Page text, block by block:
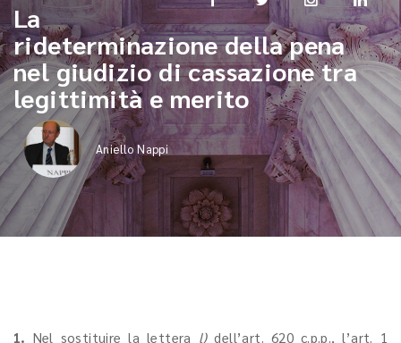
La
rideterminazione della pena
nel giudizio di cassazione tra
legittimità e merito
Aniello Nappi
1. Nel sostituire la lettera l)dell’art. 620 c.p.p., l’art. 1